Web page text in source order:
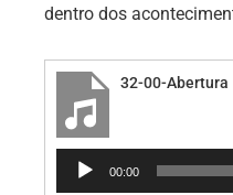
dentro dos
32-00-Abertura
Tocador
00:00